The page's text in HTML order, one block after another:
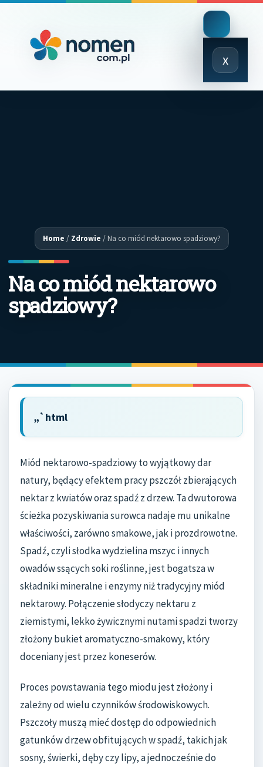
x
Close
Menu
Home / Zdrowie /Na co miód nektarowo spadziowy?
Na co miód nektarowo
spadziowy?
„`html
Miód nektarowo-spadziowy to wyjątkowy dar
natury, będący efektem pracy pszczół zbierających
nektar z kwiatów oraz spadź z drzew. Ta dwutorowa
ścieżka pozyskiwania surowca nadaje mu unikalne
właściwości, zarówno smakowe, jak i prozdrowotne.
Spadź, czyli słodka wydzielina mszyc i innych
owadów ssących soki roślinne, jest bogatsza w
składniki mineralne i enzymy niż tradycyjny miód
nektarowy. Połączenie słodyczy nektaru z
ziemistymi, lekko żywicznymi nutami spadzi tworzy
złożony bukiet aromatyczno-smakowy, który
doceniany jest przez koneserów.
Proces powstawania tego miodu jest złożony i
zależny od wielu czynników środowiskowych.
Pszczoły muszą mieć dostęp do odpowiednich
gatunków drzew obfitujących w spadź, takich jak
sosny, świerki, dęby czy lipy, a jednocześnie do